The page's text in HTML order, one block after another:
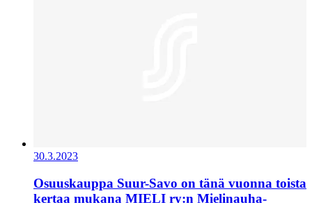
30.3.2023
Osuuskauppa Suur-Savo on tänä vuonna toista
kertaa mukana MIELI ry:n Mielinauha-